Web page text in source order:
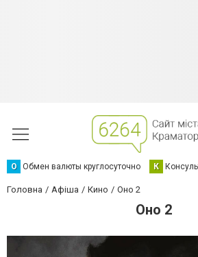
О Обмен валюты круглосуточно К
Головна Афіша Кино Оно 2
Оно 2